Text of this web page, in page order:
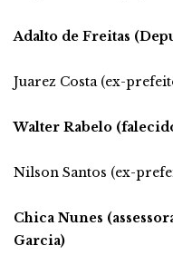
Adalto de Freitas
Juarez Costa (ex-
Walter Rabelo
Nilson Santos (ex-
Chica Nunes
Garcia)